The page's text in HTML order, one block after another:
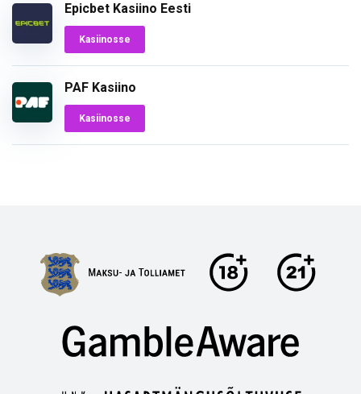
Epicbet Kasiino Eesti
Kasiinosse
PAF Kasiino
Kasiinosse